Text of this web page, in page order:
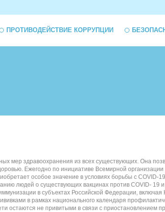
ПРОТИВОДЕЙСТВИЕ КОРРУПЦИИ
здравоохранения из всех существующих. Она
Ежегодно по инициативе Всемирной
особое значение в условиях борьбы с
людей о существующих вакцинах против COVID-
в субъектах Российской Федерации,
в рамках национального календаря
не привитыми в связи с приостановлением